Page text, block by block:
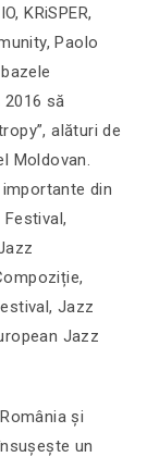
KRiSPER,
Paolo
2016 să
alături de
Moldovan.
din
Jazz
Jazz
și
un